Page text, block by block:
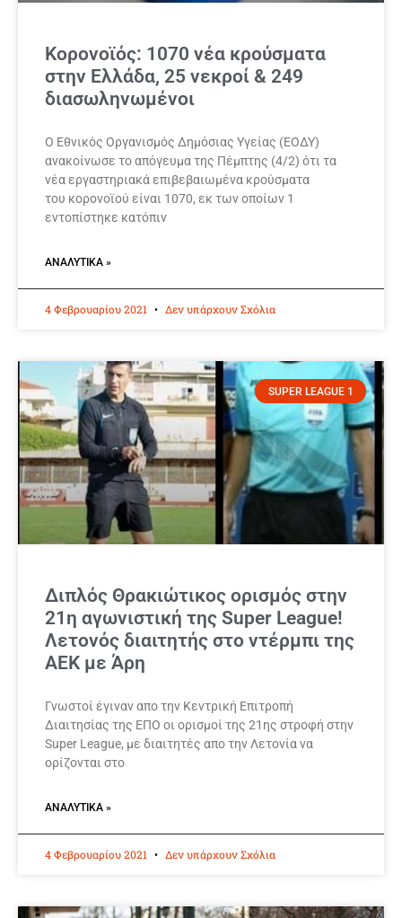
Κορονοϊός: 1070 νέα κρούσματα
στην Ελλάδα, 25 νεκροί & 249
διασωληνωμένοι
Ο Εθνικός Οργανισμός Δημόσιας Υγείας (ΕΟΔΥ)
ανακοίνωσε το απόγευμα της Πέμπτης (4/2) ότι τα
νέα εργαστηριακά επιβεβαιωμένα κρούσματα
του κορονοϊού είναι 1070, εκ των οποίων 1
εντοπίστηκε κατόπιν
ΑΝΑΛΥΤΙΚΆ »
4 Φεβρουαρίου 2021 Δεν υπάρχουν Σχόλια
SUPER LEAGUE 1
Διπλός Θρακιώτικος ορισμός στην
21η αγωνιστική της Super League!
Λετονός διαιτητής στο ντέρμπι της
ΑΕΚ με Άρη
Γνωστοί έγιναν απο την Κεντρική Επιτροπή
Διαιτησίας της ΕΠΟ οι ορισμοί της 21ης στροφή στην
Super League, με διαιτητές απο την Λετονία να
ορίζονται στο
ΑΝΑΛΥΤΙΚΆ »
4 Φεβρουαρίου 2021 Δεν υπάρχουν Σχόλια